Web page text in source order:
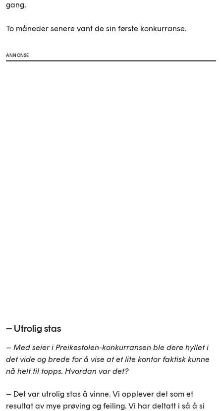
gang.
To måneder senere vant de sin første konkurranse.
ANNONSE
– Utrolig stas
– Med seier i Preikestolen-konkurransen ble dere hyllet i
det vide og brede for å vise at et lite kontor faktisk kunne
nå helt til topps. Hvordan var det?
– Det var utrolig stas å vinne. Vi opplever det som et
resultat av mye prøving og feiling. Vi har deltatt i så å si